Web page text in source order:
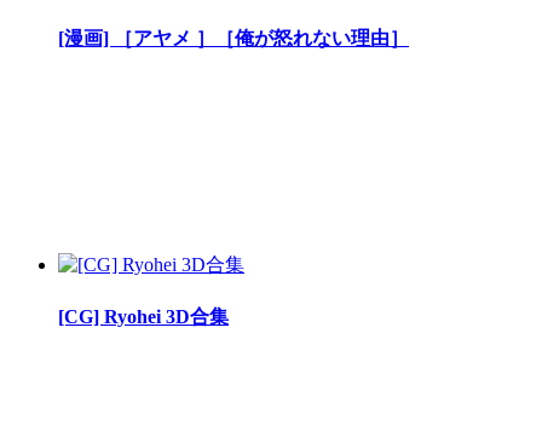
[漫画] ［アヤメ ］［俺が怒れない理由］
[CG] Ryohei 3D合集